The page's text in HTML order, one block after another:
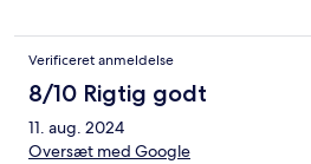
Verificeret anmeldelse
8/10 Rigtig godt
11. aug. 2024
Oversæt med Google